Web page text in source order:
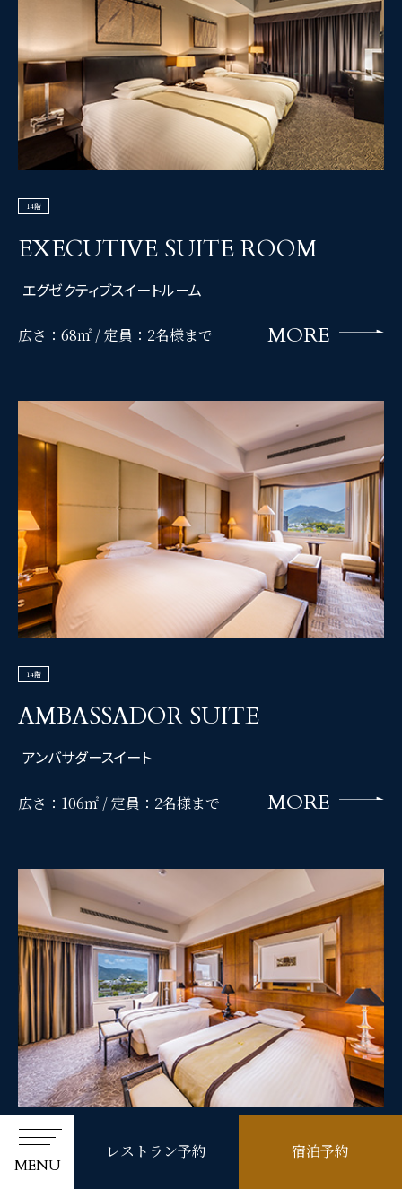
MENU
レストラン予約 宿泊予約
14階
EXECUTIVE SUITE ROOM
エグゼクティブスイートルーム
広さ：68㎡ /定員：2名様まで MORE
14階
AMBASSADOR SUITE
アンバサダースイート
広さ：106㎡ /定員：2名様まで MORE